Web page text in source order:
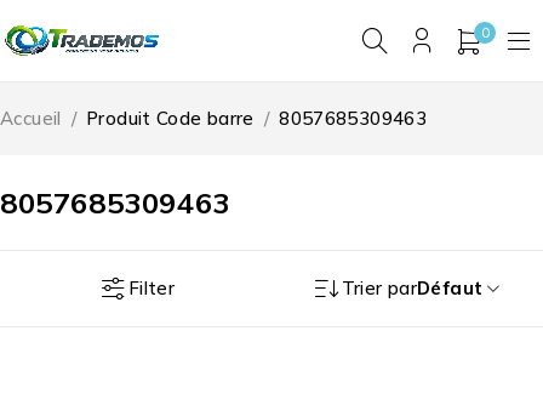
0
8057685309463
Accueil / Produit Code barre / 8057685309463
Filter Trier parDéfaut